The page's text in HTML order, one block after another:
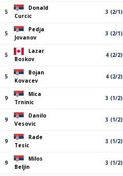
5
Donald
Curcic
3 (2/1)
5
Pedja
Jovanov
3 (2/1)
5
Lazar
Boskov
4 (2/2)
5
Bojan
Kovacev
4 (2/2)
9
Mica
Trninic
3 (1/2)
9
Danilo
Vesovic
3 (1/2)
9
Rade
Tesic
3 (1/2)
9
Milos
Beljin
3 (1/2)